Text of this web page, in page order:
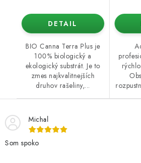
DETAIL
BIO Canna Terra Plus je
100% biologický a
ekologický substrát. Je to
zmes najkvalitnejších
druhov rašeliny,...
Michal
Som spoko